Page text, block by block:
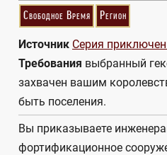
Свободное Время Регион
Источник Серия
Требования выбранный
захвачен вашим
быть поселения.
Вы приказываете
фортификационное